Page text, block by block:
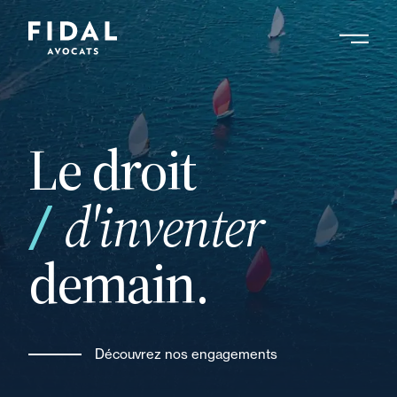
Aller
au
contenu
principalRechercher un mot clé, un professionnel ....
Le droit
d'inventer
demain.
Découvrez nos engagements
votre